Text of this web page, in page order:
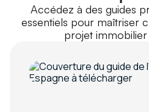
Accédez à des guides
essentiels pour maîtriser
projet immobilier